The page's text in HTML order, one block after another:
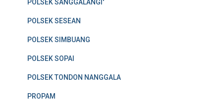
POLSEK SANGGALANGI'
POLSEK SESEAN
POLSEK SIMBUANG
POLSEK SOPAI
POLSEK TONDON NANGGALA
PROPAM